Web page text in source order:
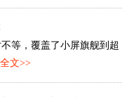
等，覆盖了小屏旗舰到超
文>>